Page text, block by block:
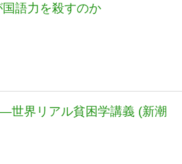
語力を殺すのか
世界リアル貧困学講義 (新潮